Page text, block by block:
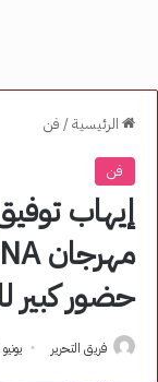
الرئيسية/ فن
فن
إيهاب
حضور كبير
فريق التحرير يونيو 21, 2026